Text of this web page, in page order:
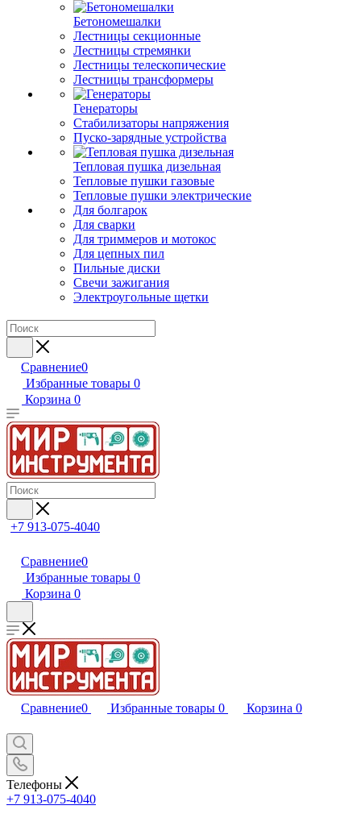
Бетономешалки
Лестницы секционные
Лестницы стремянки
Лестницы телескопические
Лестницы трансформеры
Генераторы
Стабилизаторы напряжения
Пуско-зарядные устройства
Тепловая пушка дизельная
Тепловые пушки газовые
Тепловые пушки электрические
Для болгарок
Для сварки
Для триммеров и мотокос
Для цепных пил
Пильные диски
Свечи зажигания
Электроугольные щетки
Сравнение0
Избранные товары 0
Корзина 0
+7 913-075-4040
Сравнение0
Избранные товары 0
Корзина 0
Сравнение0 Избранные товары 0 Корзина 0
Телефоны
+7 913-075-4040